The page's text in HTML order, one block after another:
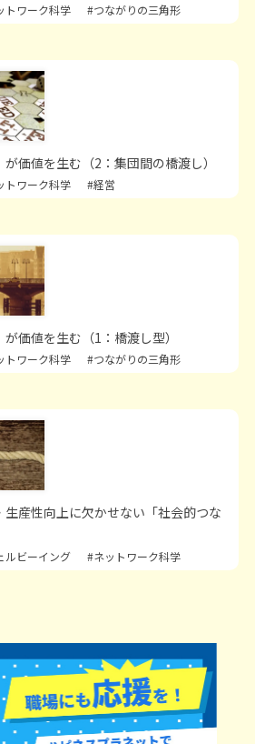
トワーク科学 #つながりの三角形
価値を生む（2：集団間の橋渡し）
トワーク科学 #経営
価値を生む（1：橋渡し型）
トワーク科学 #つながりの三角形
産性向上に欠かせない「社会的つな
ルビーイング #ネットワーク科学